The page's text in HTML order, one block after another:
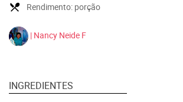
local_dining Rendimento: porção
| Nancy Neide F
INGREDIENTES